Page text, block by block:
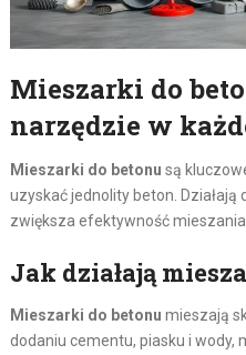
Mieszarki do
narzędzie w
Mieszarki do betonu są
uzyskać jednolity beton. Działają
zwiększa efektywność mieszania.
Jak działają
Mieszarki do betonu mieszają
dodaniu cementu, piasku i wody,